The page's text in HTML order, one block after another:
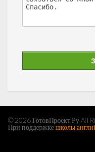
© 2026 ГотовПроект.Ру All
При поддержкешколы